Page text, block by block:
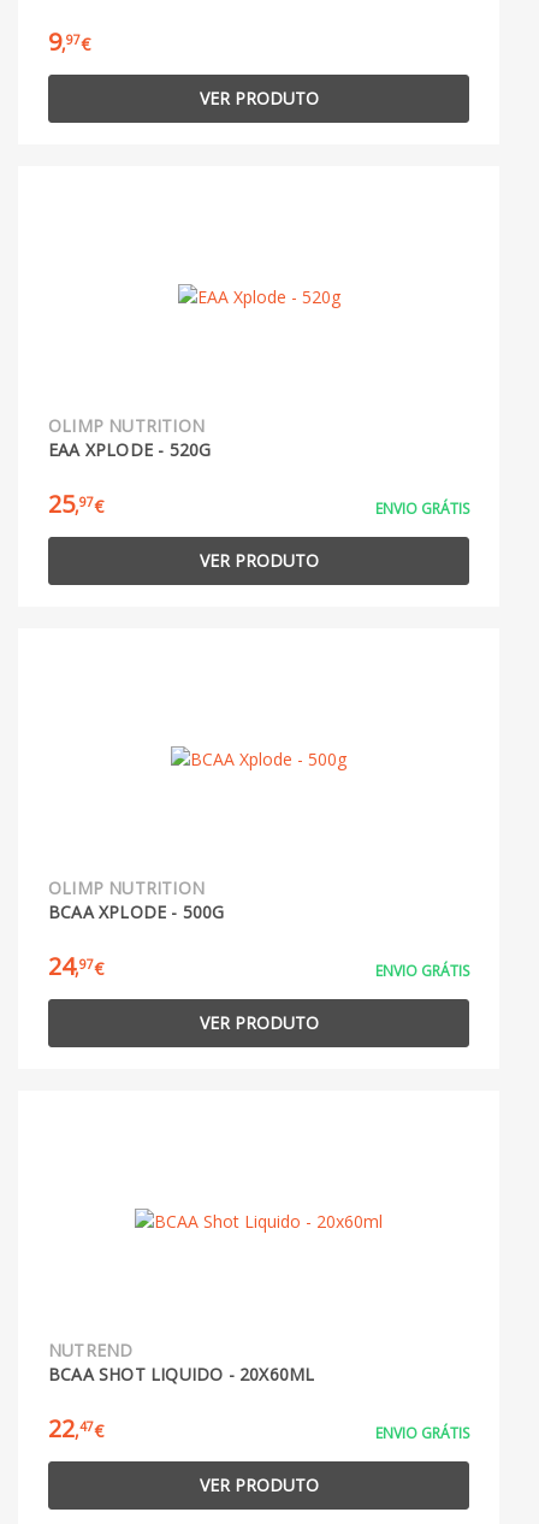
9,97€
VER PRODUTO
OLIMP NUTRITION
EAA XPLODE - 520G
25,97€ ENVIO GRÁTIS
VER PRODUTO
OLIMP NUTRITION
BCAA XPLODE - 500G
24,97€ ENVIO GRÁTIS
VER PRODUTO
NUTREND
BCAA SHOT LIQUIDO - 20X60ML
22,47€ ENVIO GRÁTIS
VER PRODUTO